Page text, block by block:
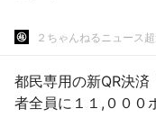
２ちゃんねるニュース
都民専用の新QR決
者全員に１１,０００